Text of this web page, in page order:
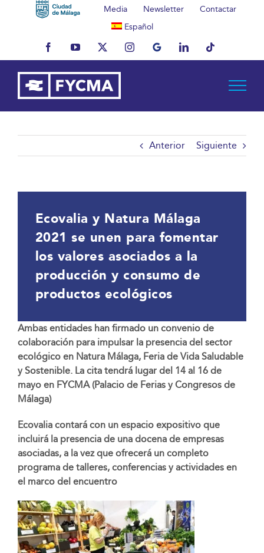
Media Newsletter
Contactar
Español
FacebookYouTubeX InstagramMyBusinessLinkedInTiktok
Anterior Siguiente
Ecovalia y Natura Málaga
2021 se unen para fomentar
los valores asociados a la
producción y consumo de
productos ecológicos
Ambas entidades han firmado un convenio de
colaboración para impulsar la presencia del sector
ecológico en Natura Málaga, Feria de Vida Saludable
y Sostenible. La cita tendrá lugar del 14 al 16 de
mayo en FYCMA (Palacio de Ferias y Congresos de
Málaga)
Ecovalia contará con un espacio expositivo que
incluirá la presencia de una docena de empresas
asociadas, a la vez que ofrecerá un completo
programa de talleres, conferencias y actividades en
el marco del encuentro